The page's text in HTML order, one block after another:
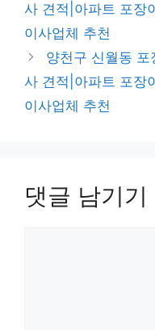
리
사 견적|아파트 포장
이사업체 추천
양천구 신월동
사 견적|아파트 포장
이사업체 추천
댓글 남기기